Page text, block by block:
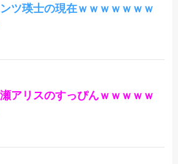
ンツ瑛士の現在ｗｗｗｗｗｗｗ
アリスのすっぴんｗｗｗｗｗ